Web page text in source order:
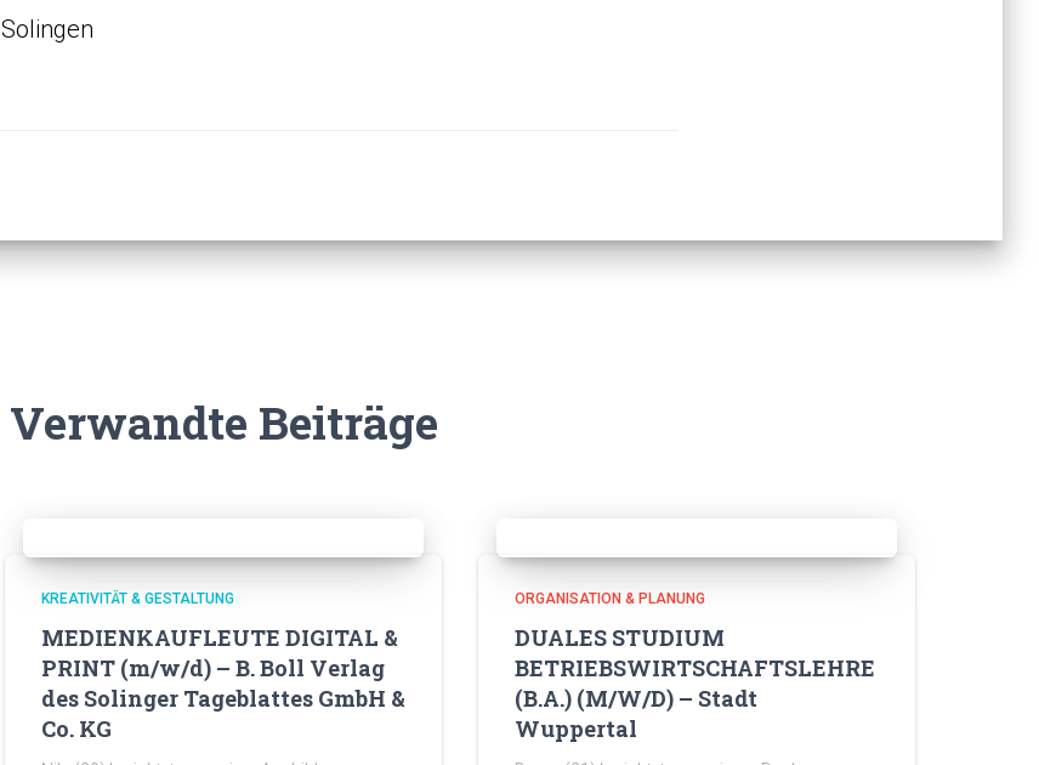
Solingen
Verwandte Beiträge
KREATIVITÄT & GESTALTUNG
MEDIENKAUFLEUTE DIGITAL &
PRINT (m/w/d) – B. Boll Verlag
des Solinger Tageblattes GmbH &
Co. KG
ORGANISATION & PLANUNG
DUALES STUDIUM
BETRIEBSWIRTSCHAFTSLEHRE
(B.A.) (M/W/D) – Stadt
Wuppertal